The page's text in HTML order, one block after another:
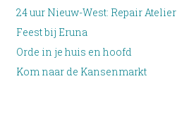
24 uur Nieuw-West: Repair Atelier
Feest bij Eruna
Orde in je huis en hoofd
Kom naar de Kansenmarkt